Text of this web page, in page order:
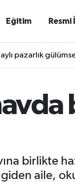
Eğitim
pazarlık
birlikte
aile,